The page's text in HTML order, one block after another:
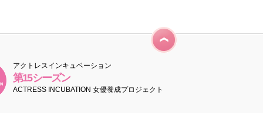
アクトレスインキュベーション
第15シーズン
ACTRESS INCUBATION 女優養成プロジェクト